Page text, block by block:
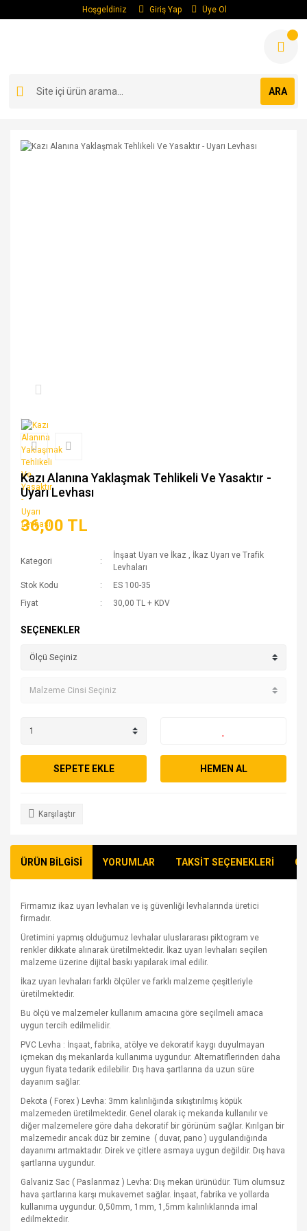
Hoşgeldiniz Giriş Yap Üye Ol
ARA
Kazı Alanına Yaklaşmak Tehlikeli Ve Yasaktır -
Uyarı Levhası
36,00 TL
Kategori
İnşaat Uyarı ve İkaz , İkaz Uyarı ve Trafik
Levhaları
Stok Kodu
ES 100-35
Fiyat
30,00 TL + KDV
SEÇENEKLER
SEPETE EKLE HEMEN AL
Karşılaştır
ÜRÜN BİLGİSİ YORUMLAR TAKSİT SEÇENEKLERİ
Firmamız ikaz uyarı levhaları ve iş güvenliği levhalarında üretici
firmadır.
Üretimini yapmış olduğumuz levhalar uluslararası piktogram ve
renkler dikkate alınarak üretilmektedir. İkaz uyarı levhaları seçilen
malzeme üzerine dijital baskı yapılarak imal edilir.
İkaz uyarı levhaları farklı ölçüler ve farklı malzeme çeşitleriyle
üretilmektedir.
Bu ölçü ve malzemeler kullanım amacına göre seçilmeli amaca
uygun tercih edilmelidir.
PVC Levha : İnşaat, fabrika, atölye ve dekoratif kaygı duyulmayan
içmekan dış mekanlarda kullanıma uygundur. Alternatiflerinden daha
uygun fiyata tedarik edilebilir. Dış hava şartlarına da uzun süre
dayanım sağlar.
Dekota ( Forex ) Levha: 3mm kalınlığında sıkıştırılmış köpük
malzemeden üretilmektedir. Genel olarak iç mekanda kullanılır ve
diğer malzemelere göre daha dekoratif bir görünüm sağlar. Kırılgan bir
malzemedir ancak düz bir zemine ( duvar, pano ) uygulandığında
dayanımı artmaktadır. Direk ve çitlere asmaya uygun değildir. Dış hava
şartlarına uygundur.
Galvaniz Sac ( Paslanmaz ) Levha: Dış mekan ürünüdür. Tüm olumsuz
hava şartlarına karşı mukavemet sağlar. İnşaat, fabrika ve yollarda
kullanıma uygundur. 0,50mm, 1mm, 1,5mm kalınlıklarında imal
edilmektedir.